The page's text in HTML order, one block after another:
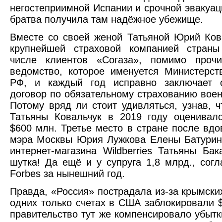
негостеприимной Испании и срочной
братва получила там надёжное убежище.
Вместе со своей женой Татьяной Юрий
крупнейшей страховой компанией
числе клиентов «Согаза», помимо
ведомство, которое именуется
РФ, и каждый год исправно заключает
договор по обязательному страхованию
Потому вряд ли стоит удивляться, узнав,
Татьяны Ковальчук в 2019 году
$600 млн. Третье место в стране после
мэра Москвы Юрия Лужкова Елены
интернет-магазина Wildberries Татьяны
шутка! Да ещё и у супруга 1,8 млрд.,
Forbes за нынешний год.
Правда, «Россия» пострадала из-за
одних только счетах в США заблокировали
правительство тут же компенсировало